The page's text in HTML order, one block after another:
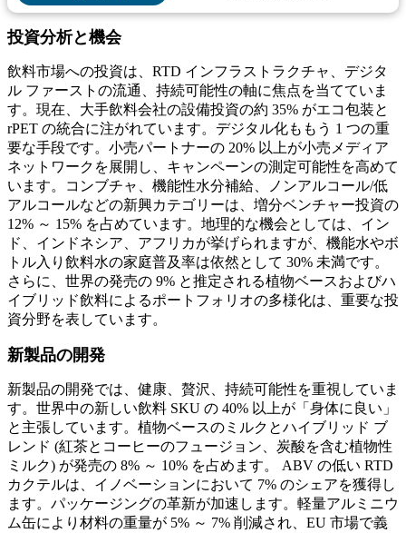
投資分析と機会
飲料市場への投資は、RTD インフラストラクチャ、デジタ
ル ファーストの流通、持続可能性の軸に焦点を当てていま
す。現在、大手飲料会社の設備投資の約 35% がエコ包装と
rPET の統合に注がれています。デジタル化ももう 1 つの重
要な手段です。小売パートナーの 20% 以上が小売メディア
ネットワークを展開し、キャンペーンの測定可能性を高めて
います。コンブチャ、機能性水分補給、ノンアルコール/低
アルコールなどの新興カテゴリーは、増分ベンチャー投資の
12% ～ 15% を占めています。地理的な機会としては、イン
ド、インドネシア、アフリカが挙げられますが、機能水やボ
トル入り飲料水の家庭普及率は依然として 30% 未満です。
さらに、世界の発売の 9% と推定される植物ベースおよびハ
イブリッド飲料によるポートフォリオの多様化は、重要な投
資分野を表しています。
新製品の開発
新製品の開発では、健康、贅沢、持続可能性を重視していま
す。世界中の新しい飲料 SKU の 40% 以上が「身体に良い」
と主張しています。植物ベースのミルクとハイブリッド ブ
レンド (紅茶とコーヒーのフュージョン、炭酸を含む植物性
ミルク) が発売の 8% ～ 10% を占めます。 ABV の低い RTD
カクテルは、イノベーションにおいて 7% のシェアを獲得し
ます。パッケージングの革新が加速します。軽量アルミニウ
ム缶により材料の重量が 5% ～ 7% 削減され、EU 市場で義